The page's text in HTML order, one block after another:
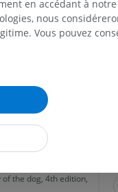
?
of Domestic mammals,
of the dog, 4th edition,
en accédant à notre
nous
Vous pouvez